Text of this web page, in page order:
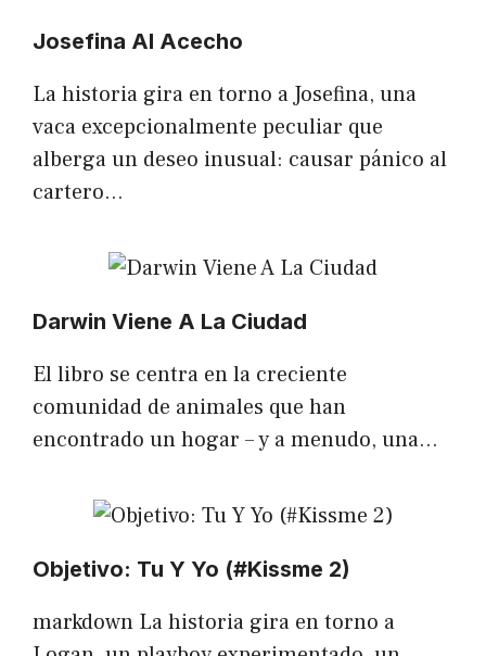
Josefina Al Acecho
La historia gira en torno a Josefina, una
vaca excepcionalmente peculiar que
alberga un deseo inusual: causar pánico al
cartero…
Darwin Viene A La Ciudad
El libro se centra en la creciente
comunidad de animales que han
encontrado un hogar – y a menudo, una…
Objetivo: Tu Y Yo (#Kissme 2)
markdown La historia gira en torno a